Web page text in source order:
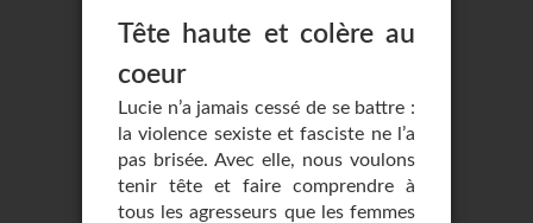
Tête haute et colère au
coeur
Lucie n’a jamais cessé de se battre :
la violence sexiste et fasciste ne l’a
pas brisée. Avec elle, nous voulons
tenir tête et faire comprendre à
tous les agresseurs que les femmes